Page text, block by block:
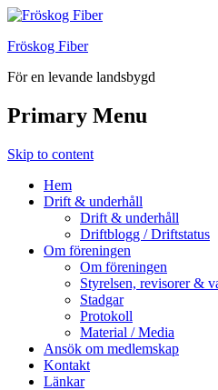
Fröskog Fiber
För en levande landsbygd
Primary Menu
Skip to content
Hem
Drift & underhåll
Drift & underhåll
Driftblogg / Driftstatus
Om föreningen
Om föreningen
Styrelsen, revisorer &
Stadgar
Protokoll
Material / Media
Ansök om medlemskap
Kontakt
Länkar